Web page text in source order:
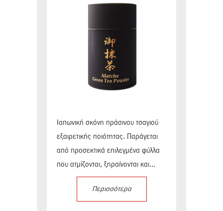
Ιαπωνική σκόνη πράσινου τσαγιού
εξαιρετικής ποιότητας. Παράγεται
από προσεκτικά επιλεγμένα φύλλα
που ατμίζονται, ξηραίνονται και...
Περισσότερα